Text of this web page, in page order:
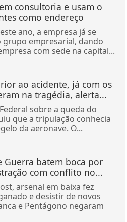
consultoria e usam o
como endereço
ano, a empresa já se
grupo empresarial, dando
com sede na capital...
ao acidente, já com os
na tragédia, alerta...
sobre a queda do
que a tripulação conhecia
da aeronave. O...
Guerra batem boca por
com conflito no...
arsenal em baixa fez
e desistir de novos
e Pentágono negaram